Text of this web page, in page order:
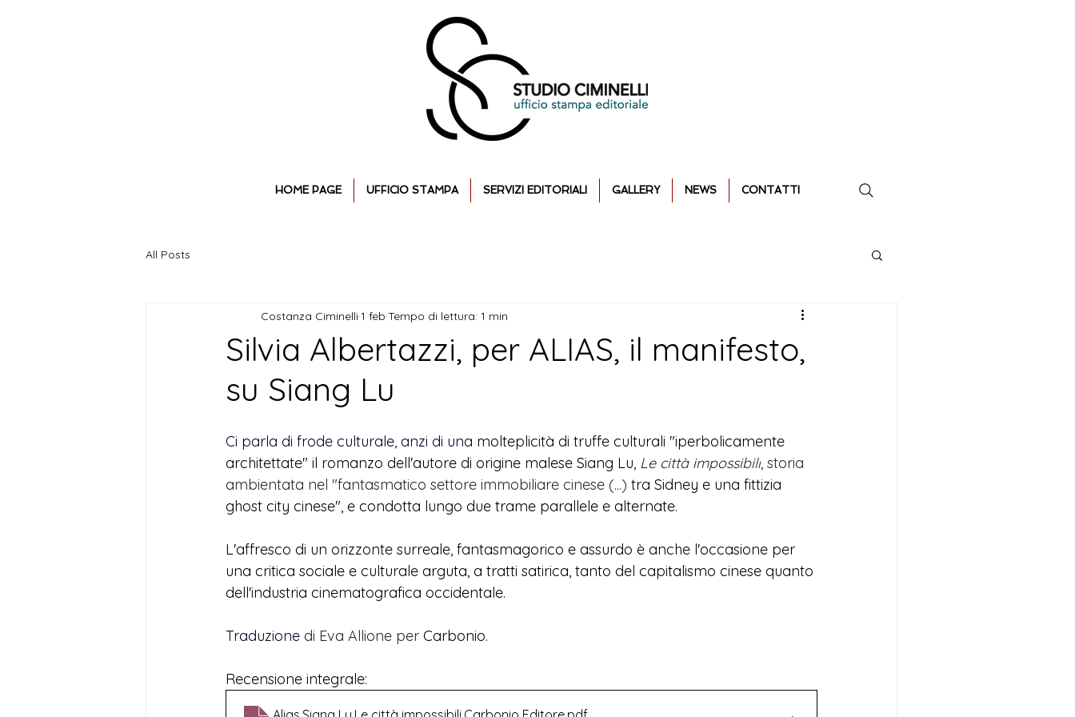
HOME PAGE UFFICIO STAMPA SERVIZI EDITORIALI GALLERY NEWS CONTATTI
All Posts
Silvia Albertazzi, per ALIAS, il manifesto,
su Siang Lu
Costanza Ciminelli 1 feb Tempo di lettura: 1 min
Ci parla di frode culturale, anzi di una molteplicità di truffe culturali "iperbolicamente
architettate" il romanzo dell'autore di origine malese Siang Lu, Le città impossibili, storia
ambientata nel "fantasmatico settore immobiliare cinese (...) tra Sidney e una fittizia
ghost city cinese", e condotta lungo due trame parallele e alternate.
L'affresco di un orizzonte surreale, fantasmagorico e assurdo è anche l'occasione per
una critica sociale e culturale arguta, a tratti satirica, tanto del capitalismo cinese quanto
dell'industria cinematografica occidentale.
Traduzione di Eva Allione per Carbonio.
Recensione integrale: